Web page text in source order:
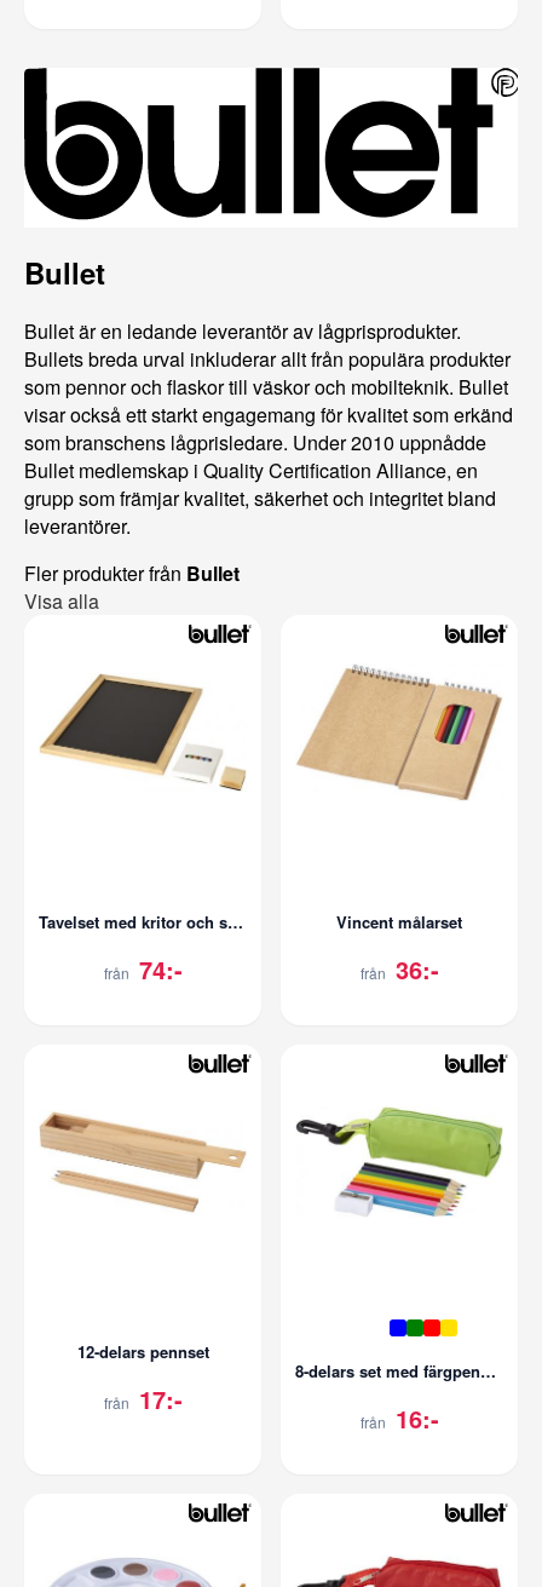
Bullet
Bullet är en ledande leverantör av lågprisprodukter.
Bullets breda urval inkluderar allt från populära produkter
som pennor och flaskor till väskor och mobilteknik. Bullet
visar också ett starkt engagemang för kvalitet som erkänd
som branschens lågprisledare. Under 2010 uppnådde
Bullet medlemskap i Quality Certification Alliance, en
grupp som främjar kvalitet, säkerhet och integritet bland
leverantörer.
Fler produkter från Bullet
Visa alla
Tavelset med kritor och suddgummi
från 74:-
Vincent målarset
från 36:-
12-delars pennset
från 17:-
8-delars set med färgpennor
från 16:-